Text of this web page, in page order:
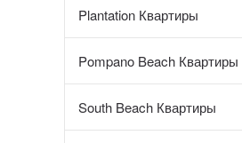
Plantation Квартиры
Pompano Beach Квартиры
South Beach Квартиры